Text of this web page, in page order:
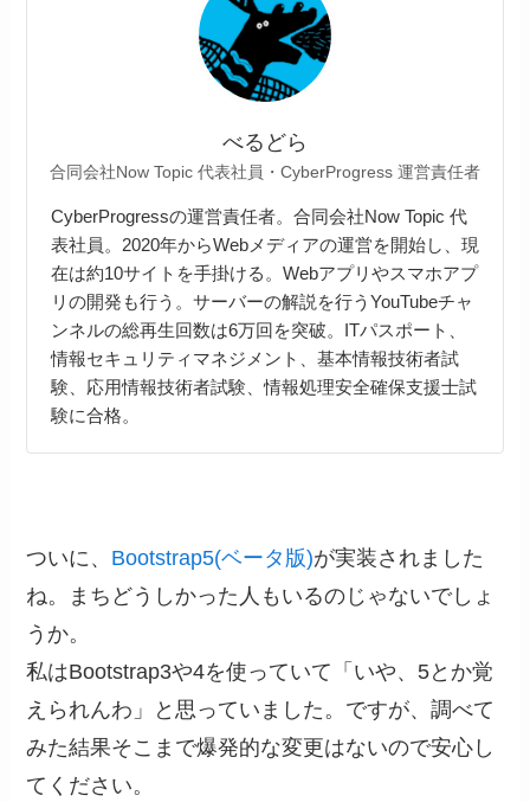
べるどら
合同会社Now Topic 代表社員・CyberProgress 運営責任者
CyberProgressの運営責任者。合同会社Now Topic 代
表社員。2020年からWebメディアの運営を開始し、現
在は約10サイトを手掛ける。Webアプリやスマホアプ
リの開発も行う。サーバーの解説を行うYouTubeチャ
ンネルの総再生回数は6万回を突破。ITパスポート、
情報セキュリティマネジメント、基本情報技術者試
験、応用情報技術者試験、情報処理安全確保支援士試
験に合格。
ついに、 Bootstrap5(ベータ版)が実装されました
ね。まちどうしかった人もいるのじゃないでしょ
うか。
私はBootstrap3や4を使っていて「いや、5とか覚
えられんわ」と思っていました。ですが、調べて
みた結果そこまで爆発的な変更はないので安心し
てください。